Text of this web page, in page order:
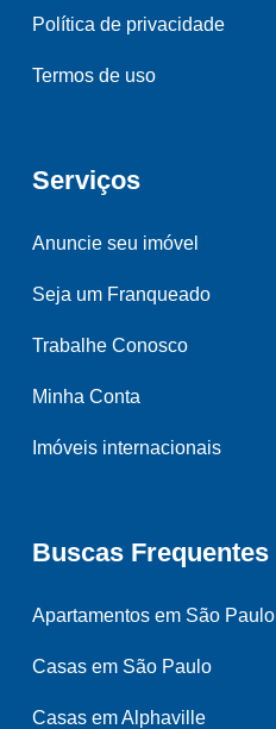
Política de privacidade
Termos de uso
Serviços
Anuncie seu imóvel
Seja um Franqueado
Trabalhe Conosco
Minha Conta
Imóveis internacionais
Buscas Frequentes
Apartamentos em São Paulo
Casas em São Paulo
Casas em Alphaville